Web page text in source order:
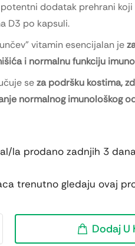
dodatak prehrani koji
D3 po kapsuli.
vitamin esencijalan je
i normalnu funkciju
seza podršku kostima,
normalnog imunološkog
la prodano zadnjih 3
trenutno gledaju ovaj
Dodaj U